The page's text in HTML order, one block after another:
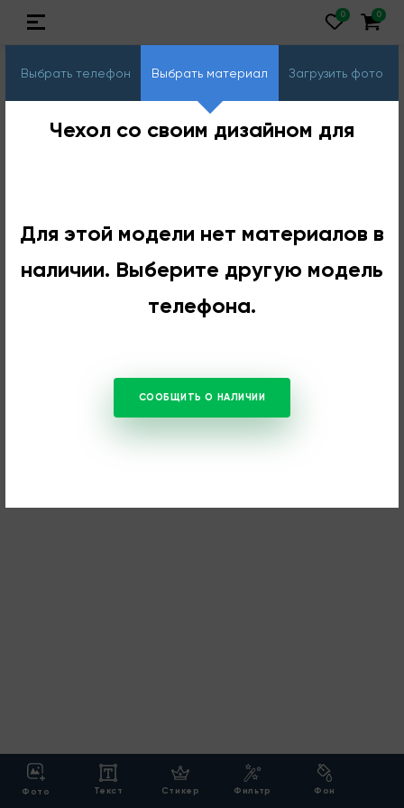
Выбрать телефон Выбрать материал Загрузить фото
Чехол со своим дизайном для
Для этой модели нет материалов в
наличии. Выберите другую модель
телефона.
СООБЩИТЬ О НАЛИЧИИ
Фото Текст Стикер Фильтр Фон